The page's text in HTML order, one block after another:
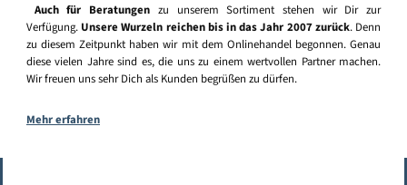
Auch für Beratungen zu unserem Sortiment stehen wir Dir zur
Verfügung. Unsere Wurzeln reichen bis in das Jahr 2007 zurück. Denn
zu diesem Zeitpunkt haben wir mit dem Onlinehandel begonnen. Genau
diese vielen Jahre sind es, die uns zu einem wertvollen Partner machen.
Wir freuen uns sehr Dich als Kunden begrüßen zu dürfen.
Mehr erfahren